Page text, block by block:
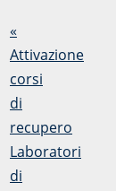
«
Attivazione
corsi
di
recupero
Laboratori
di